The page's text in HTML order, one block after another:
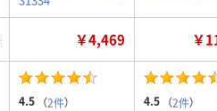
￥4,469 ￥
4.5 （2件） 4.5 （2件）